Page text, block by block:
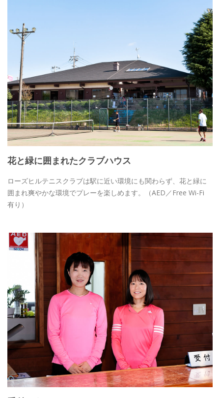
花と緑に囲まれたクラブハウス
ローズヒルテニスクラブは駅に近い環境にも関わらず、花と緑に
囲まれ爽やかな環境でプレーを楽しめます。（AED／Free Wi-Fi
有り）